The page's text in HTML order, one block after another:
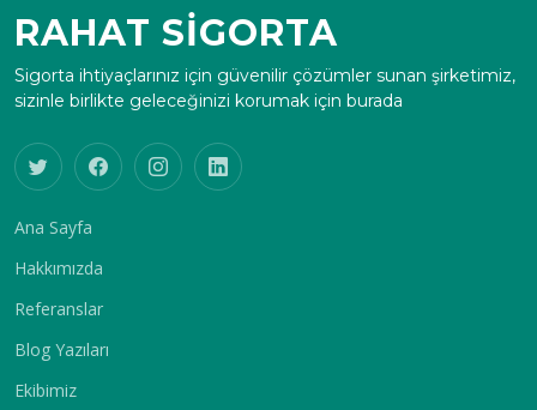
RAHAT SİGORTA
Sigorta ihtiyaçlarınız için güvenilir çözümler sunan şirketimiz,
sizinle birlikte geleceğinizi korumak için burada
Ana Sayfa
Hakkımızda
Referanslar
Blog Yazıları
Ekibimiz